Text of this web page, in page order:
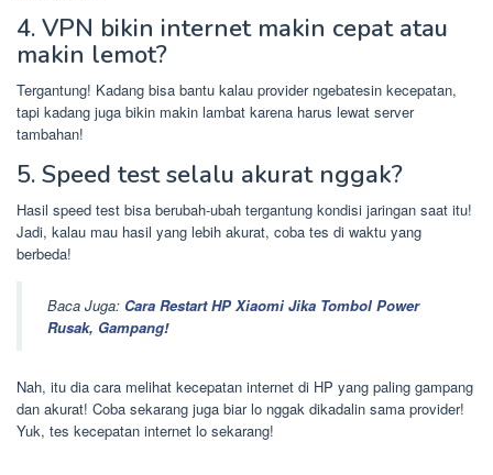
4. VPN bikin internet makin cepat atau
makin lemot?
Tergantung! Kadang bisa bantu kalau provider ngebatesin kecepatan,
tapi kadang juga bikin makin lambat karena harus lewat server
tambahan!
5. Speed test selalu akurat nggak?
Hasil speed test bisa berubah-ubah tergantung kondisi jaringan saat itu!
Jadi, kalau mau hasil yang lebih akurat, coba tes di waktu yang
berbeda!
Baca Juga: Cara Restart HP Xiaomi Jika Tombol Power
Rusak, Gampang!
Nah, itu dia cara melihat kecepatan internet di HP yang paling gampang
dan akurat! Coba sekarang juga biar lo nggak dikadalin sama provider!
Yuk, tes kecepatan internet lo sekarang!